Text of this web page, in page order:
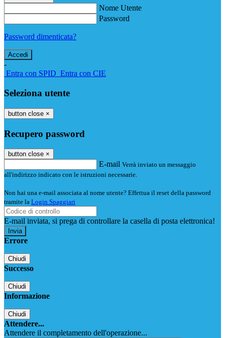
Nome Utente
Password
Password dimenticata?
-
Entra con SPID Entra con CIE
Seleziona utente
button close ×
Recupero password
button close ×
E-mail Verrà inviato un messaggio
all'indirizzo indicato con le istruzioni necessarie.
Non hai una e-mail associata al nome utente? Effettua il reset della password
tramite la Login Spaggiari
E-mail inviata, si prega di controllare la casella di posta elettronica!
Errore
Chiudi
Successo
Chiudi
Informazione
Chiudi
Attendere...
Attendere il completamento dell'operazione...